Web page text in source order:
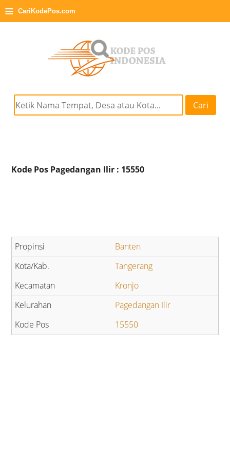
≡ CariKodePos.com
Cari
Kode Pos Pagedangan Ilir : 15550
Banten
Tangerang
Kronjo
Pagedangan Ilir
15550